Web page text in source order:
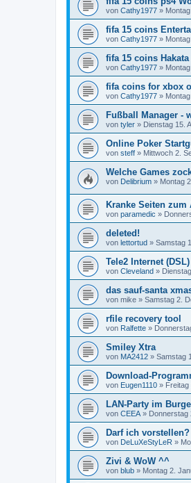
von Cathy1977 »
fifa 15 coins
von Cathy1977 »
fifa 15 coins
von Cathy1977 »
fifa coins for xbox
von Cathy1977 »
Fußball Manager -
von tyler » Dienstag 15.
Online Poker
von steff » Mittwoch 2.
Welche Games
von Delibrium » Montag
Kranke Seiten zum
von paramedic »
deleted!
von lettortud » Samstag
Tele2 Internet (DSL)
von Cleveland »
das sauf-santa
von mike » Samstag 2.
rfile recovery tool
von Ralfette »
Smiley Xtra
von MA2412 » Samstag
Download-
von Eugen1110 » Freitag
LAN-Party im
von CEEA » Donnerstag
Darf ich
von DeLuXeStyLeR »
Zivi & WoW ^^
von blub » Montag 2.